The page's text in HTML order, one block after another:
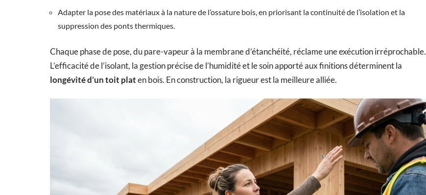
Adapter la pose des matériaux à la nature de l’ossature bois, en priorisant la continuité de l’isolation et la
suppression des ponts thermiques.
Chaque phase de pose, du pare-vapeur à la membrane d’étanchéité, réclame une exécution irréprochable.
L’efficacité de l’isolant, la gestion précise de l’humidité et le soin apporté aux finitions déterminent la
longévité d’un toit platen bois. En construction, la rigueur est la meilleure alliée.